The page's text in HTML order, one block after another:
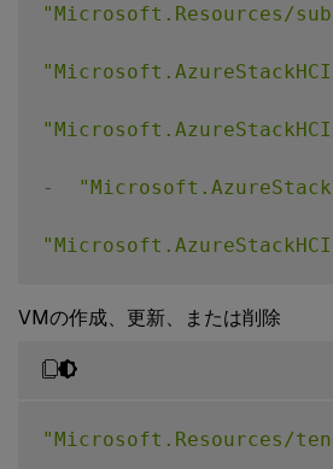
"Microsoft.Resources/
-
VMの作成、更新、または削除
"Microsoft.Resources/